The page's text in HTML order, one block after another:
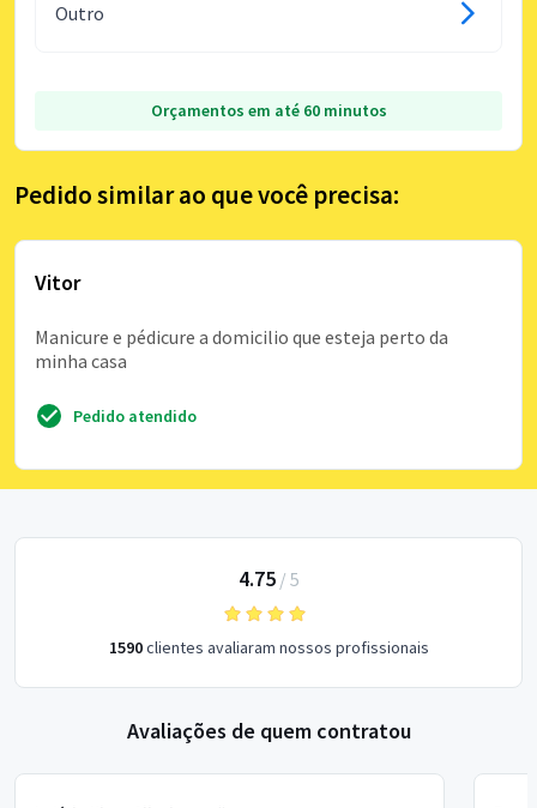
Outro
Orçamentos em até 60 minutos
Pedido similar ao que você precisa:
Vitor
Manicure e pédicure a domicilio que esteja perto da
minha casa
Pedido atendido
4.75/ 5
1590clientes avaliaram nossos profissionais
Avaliações de quem contratou